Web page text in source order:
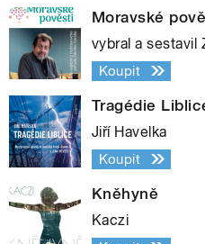
Moravské
vybral a sestavil
Koupit
Tragédie
Jiří Havelka
Koupit
Kněhyně
Kaczi